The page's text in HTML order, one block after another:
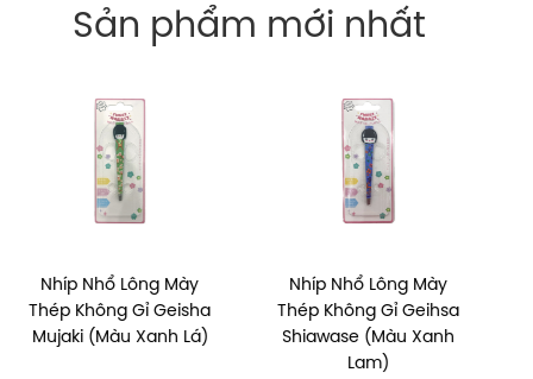
Sản phẩm mới nhất
Nhíp Nhổ Lông Mày
Thép Không Gỉ Geihsa
Shiawase (Màu Xanh
Nhíp Nhổ Lông Mày
Thép Không Gỉ Geisha
Shiawase (Màu Đen)